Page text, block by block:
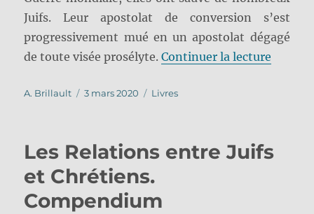
Juifs. Leur apostolat de conversion s’est
progressivement mué en un apostolat dégagé
de toute visée prosélyte.Continuer la lecture
Auteur
A. Brillault
Publié
3 mars 2020 Catégories
Livres
Les Relations entre Juifs
et Chrétiens.
Compendium